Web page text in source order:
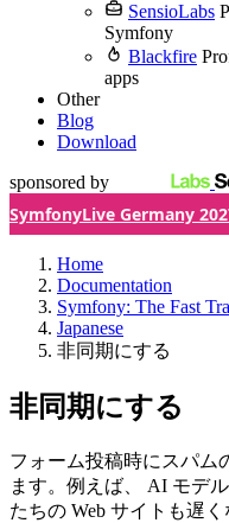
SensioLabs
Symfony
Blackfire
apps
Other
Blog
Download
sponsored by
SymfonyLive Germany
Home
Documentation
Symfony: The Fast
Japanese
非同期にする
非同期にする
フォーム投稿時にスパム
ます。例えば、 AI モデ
たちの Web サイトも遅